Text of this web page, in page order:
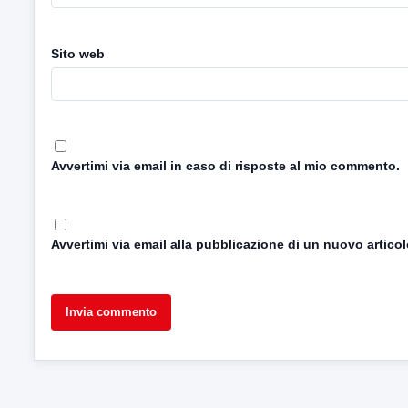
Sito web
Avvertimi via email in caso di risposte al mio commento.
Avvertimi via email alla pubblicazione di un nuovo